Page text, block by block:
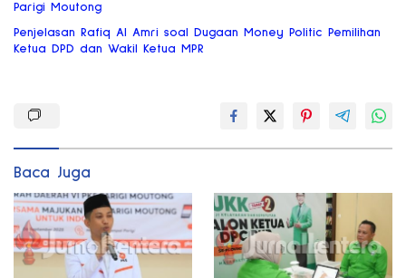
Parigi Moutong
Penjelasan Rafiq Al Amri soal Dugaan Money Politic Pemilihan
Ketua DPD dan Wakil Ketua MPR
Baca Juga